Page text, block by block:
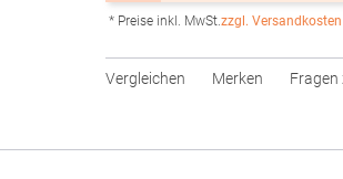
* Preise inkl. MwSt.zzgl. Versandkosten
Vergleichen Merken Fragen